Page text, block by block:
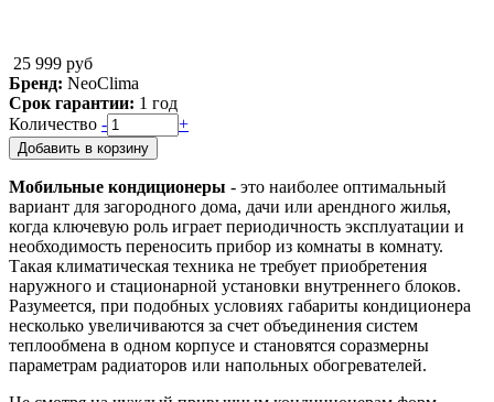
25 999 руб
Бренд: NeoClima
Срок гарантии: 1 год
Количество - +
Добавить в корзину
Мобильные кондиционеры - это наиболее оптимальный
вариант для загородного дома, дачи или арендного жилья,
когда ключевую роль играет периодичность эксплуатации и
необходимость переносить прибор из комнаты в комнату.
Такая климатическая техника не требует приобретения
наружного и стационарной установки внутреннего блоков.
Разумеется, при подобных условиях габариты кондиционера
несколько увеличиваются за счет объединения систем
теплообмена в одном корпусе и становятся соразмерны
параметрам радиаторов или напольных обогревателей.